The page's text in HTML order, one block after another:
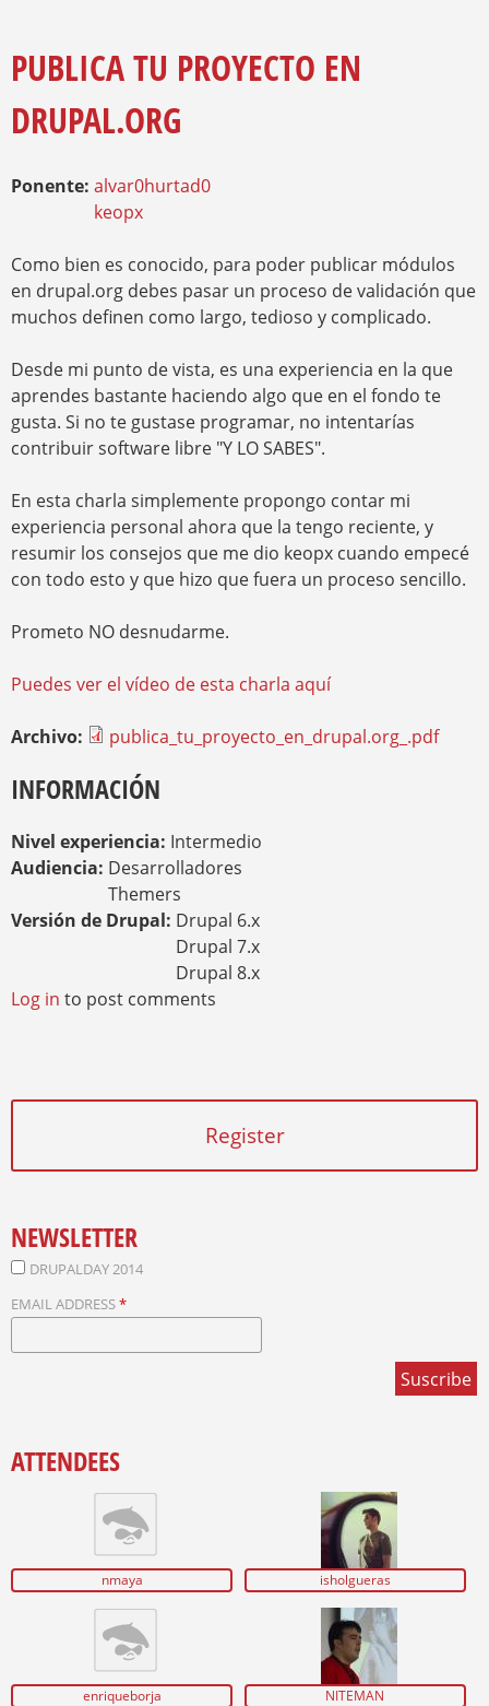
A
R
H
E
E
PUBLICA TU PROYECTO EN
DRUPAL.ORG
Ponente: alvar0hurtad0
keopx
Como bien es conocido, para poder publicar módulos
en drupal.org debes pasar un proceso de validación que
muchos definen como largo, tedioso y complicado.
Desde mi punto de vista, es una experiencia en la que
aprendes bastante haciendo algo que en el fondo te
gusta. Si no te gustase programar, no intentarías
contribuir software libre "Y LO SABES".
En esta charla simplemente propongo contar mi
experiencia personal ahora que la tengo reciente, y
resumir los consejos que me dio keopx cuando empecé
con todo esto y que hizo que fuera un proceso sencillo.
Prometo NO desnudarme.
Puedes ver el vídeo de esta charla aquí
Archivo: publica_tu_proyecto_en_drupal.org_.pdf
INFORMACIÓN
Nivel experiencia: Intermedio
Audiencia: Desarrolladores
Themers
Versión de Drupal: Drupal 6.x
Drupal 7.x
Drupal 8.x
Log in to post comments
Register
NEWSLETTER
DRUPALDAY 2014
EMAIL ADDRESS*
ATTENDEES
nmaya isholgueras
enriqueborja NITEMAN